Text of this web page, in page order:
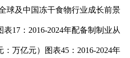
球及中国冻干食物行业成长前景
17：2016-2024年配备制制业从
万亿元）图表45：2016-2024年